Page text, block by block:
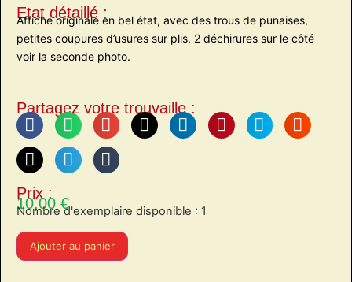
Etat détaillé :
Affiche originale en bel état, avec des trous de punaises,
petites coupures d’usures sur plis, 2 déchirures sur le côté
voir la seconde photo.
Partagez votre trouvaille :
Prix :
10,00 €
Nombre d'exemplaire disponible : 1
Ajouter au panier